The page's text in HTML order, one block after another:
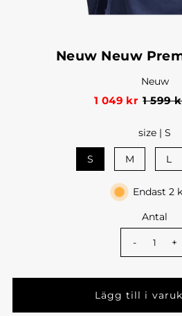
Neuw Neuw
Neuw
1 049 kr 1 599
size |S
S M L
Endast 2
Antal
- +